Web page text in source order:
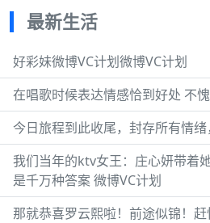
最新生活
好彩妹微博VC计划微博VC计划
在唱歌时候表达情感恰到好处 不
今日旅程到此收尾，封存所有情
我们当年的ktv女王：庄心妍带着
是千万种答案 微博VC计划
那就恭喜罗云熙啦！前途似锦！